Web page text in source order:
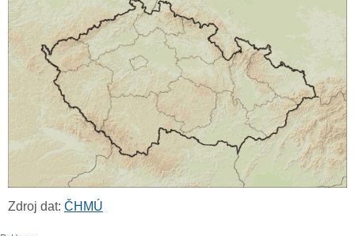
Zdroj dat: ČHMÚ